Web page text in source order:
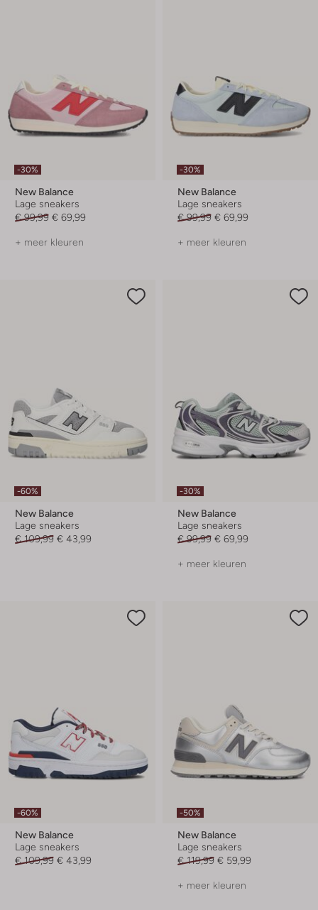
-30%
New Balance
Lage sneakers
€ 99,99 € 69,99
+ meer kleuren
-30%
New Balance
Lage sneakers
€ 99,99 € 69,99
+ meer kleuren
-60%
New Balance
Lage sneakers
€ 109,99 € 43,99
-30%
New Balance
Lage sneakers
€ 99,99 € 69,99
+ meer kleuren
-60%
New Balance
Lage sneakers
€ 109,99 € 43,99
-50%
New Balance
Lage sneakers
€ 119,99 € 59,99
+ meer kleuren